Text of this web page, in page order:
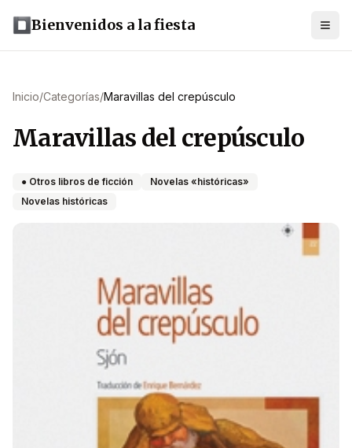
Bienvenidos a la fiesta
Inicio/Categorías/Maravillas del crepúsculo
Maravillas del crepúsculo
● Otros libros de ficción
Novelas «históricas»
Novelas históricas